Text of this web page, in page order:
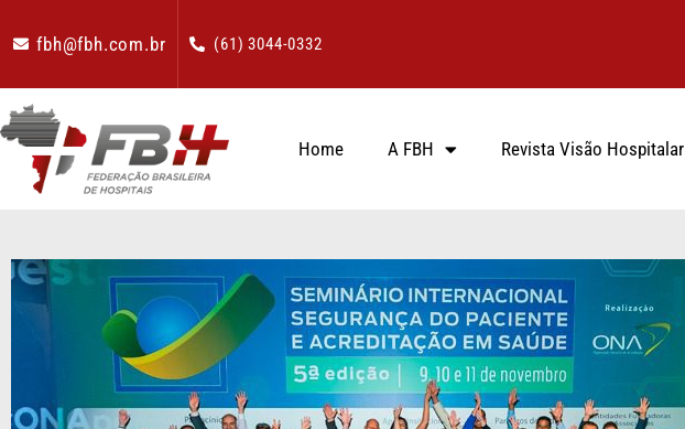
fbh@fbh.com.br (61) 3044-0332
Home A FBH Revista Visão Hospitalar